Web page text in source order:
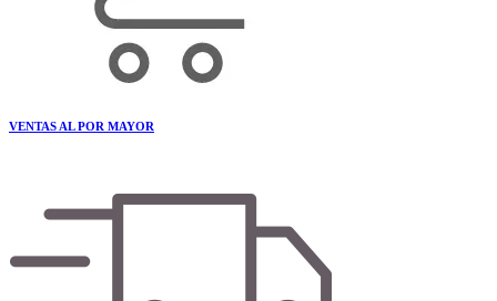
VENTAS AL POR MAYOR